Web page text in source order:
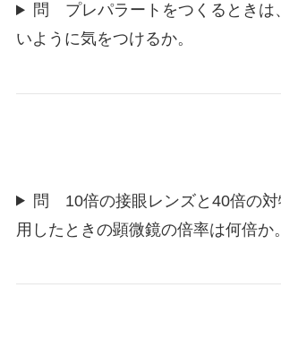
問 プレパラートをつくるときは
いように気をつけるか。
問 10倍の接眼レンズと40倍の対
用したときの顕微鏡の倍率は何倍か。